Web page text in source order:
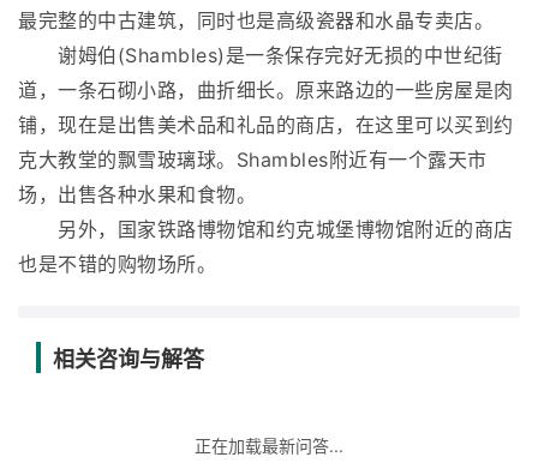
最完整的中古建筑，同时也是高级瓷器和水晶专卖店。
谢姆伯(Shambles)是一条保存完好无损的中世纪街
道，一条石砌小路，曲折细长。原来路边的一些房屋是肉
铺，现在是出售美术品和礼品的商店，在这里可以买到约
克大教堂的飘雪玻璃球。Shambles附近有一个露天市
场，出售各种水果和食物。
另外，国家铁路博物馆和约克城堡博物馆附近的商店
也是不错的购物场所。
相关咨询与解答
正在加载最新问答...